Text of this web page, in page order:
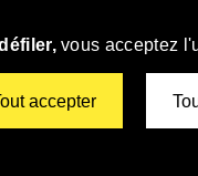
vous acceptez
accepter